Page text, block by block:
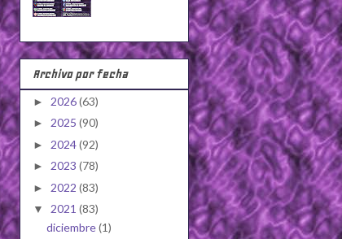
Archivo por fecha
► 2026(63)
► 2025 (90)
► 2024(92)
► 2023 (78)
► 2022 (83)
▼ 2021 (83)
diciembre(1)